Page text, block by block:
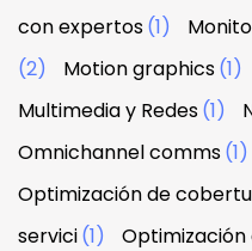
con expertos(1)
(2)
Motion graphics(1)
Multimedia y Redes(1)
Omnichannel comms(1)
Optimización de
servici(1)